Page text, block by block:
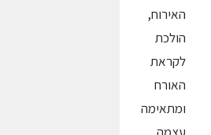
האירוח,
הולכת
לקראת
האורח
ומתאימה